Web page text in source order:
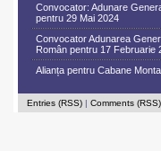
Convocator: Adunare
pentru 29 Mai 2024
Convocator Adunarea
Român pentru 17 Februarie
Alianța pentru Cabane
Entries (RSS) | Comments (RSS)